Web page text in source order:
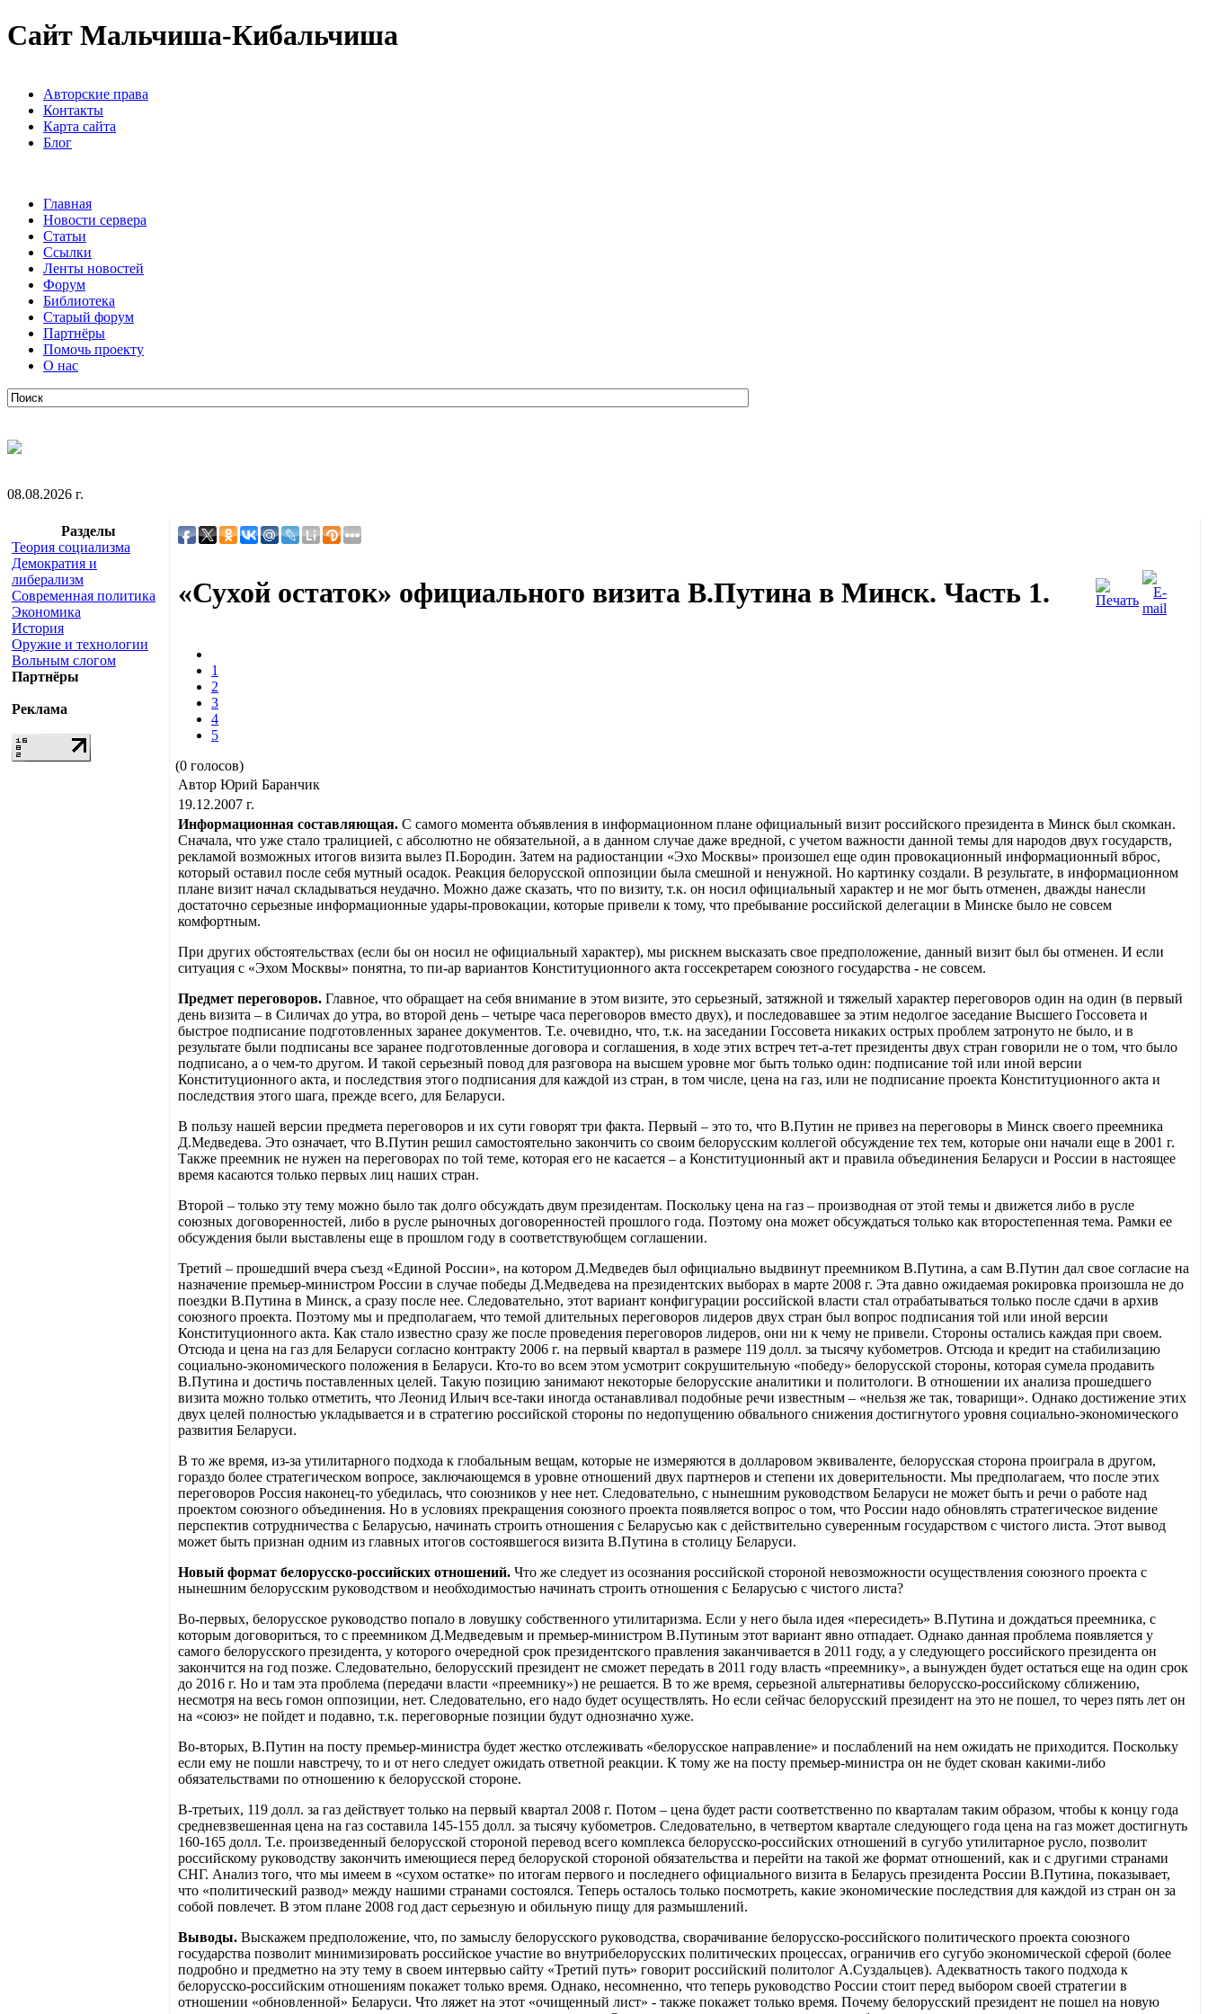
Сайт Мальчиша-Кибальчиша
Авторские права
Контакты
Карта сайта
Блог
Главная
Новости сервера
Статьи
Ссылки
Ленты новостей
Форум
Библиотека
Старый форум
Партнёры
Помочь проекту
О нас
08.08.2026 г.
Разделы
Теория социализма
Демократия и
либерализм
Современная политика
Экономика
История
Оружие и технологии
Вольным слогом
Партнёры
Реклама
«Сухой остаток» официального визита В.Путина в Минск. Часть 1.
1
2
3
4
5
(0 голосов)
Автор Юрий Баранчик
19.12.2007 г.
Информационная составляющая. С самого момента объявления в информационном плане официальный визит российского президента в Минск был скомкан.
Сначала, что уже стало тралицией, с абсолютно не обязательной, а в данном случае даже вредной, с учетом важности данной темы для народов двух государств,
рекламой возможных итогов визита вылез П.Бородин. Затем на радиостанции «Эхо Москвы» произошел еще один провокационный информационный вброс,
который оставил после себя мутный осадок. Реакция белорусской оппозиции была смешной и ненужной. Но картинку создали. В результате, в информационном
плане визит начал складываться неудачно. Можно даже сказать, что по визиту, т.к. он носил официальный характер и не мог быть отменен, дважды нанесли
достаточно серьезные информационные удары-провокации, которые привели к тому, что пребывание российской делегации в Минске было не совсем
комфортным.
При других обстоятельствах (если бы он носил не официальный характер), мы рискнем высказать свое предположение, данный визит был бы отменен. И если
ситуация с «Эхом Москвы» понятна, то пи-ар вариантов Конституционного акта госсекретарем союзного государства - не совсем.
Предмет переговоров. Главное, что обращает на себя внимание в этом визите, это серьезный, затяжной и тяжелый характер переговоров один на один (в первый
день визита – в Силичах до утра, во второй день – четыре часа переговоров вместо двух), и последовавшее за этим недолгое заседание Высшего Госсовета и
быстрое подписание подготовленных заранее документов. Т.е. очевидно, что, т.к. на заседании Госсовета никаких острых проблем затронуто не было, и в
результате были подписаны все заранее подготовленные договора и соглашения, в ходе этих встреч тет-а-тет президенты двух стран говорили не о том, что было
подписано, а о чем-то другом. И такой серьезный повод для разговора на высшем уровне мог быть только один: подписание той или иной версии
Конституционного акта, и последствия этого подписания для каждой из стран, в том числе, цена на газ, или не подписание проекта Конституционного акта и
последствия этого шага, прежде всего, для Беларуси.
В пользу нашей версии предмета переговоров и их сути говорят три факта. Первый – это то, что В.Путин не привез на переговоры в Минск своего преемника
Д.Медведева. Это означает, что В.Путин решил самостоятельно закончить со своим белорусским коллегой обсуждение тех тем, которые они начали еще в 2001 г.
Также преемник не нужен на переговорах по той теме, которая его не касается – а Конституционный акт и правила объединения Беларуси и России в настоящее
время касаются только первых лиц наших стран.
Второй – только эту тему можно было так долго обсуждать двум президентам. Поскольку цена на газ – производная от этой темы и движется либо в русле
союзных договоренностей, либо в русле рыночных договоренностей прошлого года. Поэтому она может обсуждаться только как второстепенная тема. Рамки ее
обсуждения были выставлены еще в прошлом году в соответствуюбщем соглашении.
Третий – прошедший вчера съезд «Единой России», на котором Д.Медведев был официально выдвинут преемником В.Путина, а сам В.Путин дал свое согласие на
назначение премьер-министром России в случае победы Д.Медведева на президентских выборах в марте 2008 г. Эта давно ожидаемая рокировка произошла не до
поездки В.Путина в Минск, а сразу после нее. Следовательно, этот вариант конфигурации российской власти стал отрабатываться только после сдачи в архив
союзного проекта. Поэтому мы и предполагаем, что темой длительных переговоров лидеров двух стран был вопрос подписания той или иной версии
Конституционного акта. Как стало известно сразу же после проведения переговоров лидеров, они ни к чему не привели. Стороны остались каждая при своем.
Отсюда и цена на газ для Беларуси согласно контракту 2006 г. на первый квартал в размере 119 долл. за тысячу кубометров. Отсюда и кредит на стабилизацию
социально-экономического положения в Беларуси. Кто-то во всем этом усмотрит сокрушительную «победу» белорусской стороны, которая сумела продавить
В.Путина и достичь поставленных целей. Такую позицию занимают некоторые белорусские аналитики и политологи. В отношении их анализа прошедшего
визита можно только отметить, что Леонид Ильич все-таки иногда останавливал подобные речи известным – «нельзя же так, товарищи». Однако достижение этих
двух целей полностью укладывается и в стратегию российской стороны по недопущению обвального снижения достигнутого уровня социально-экономического
развития Беларуси.
В то же время, из-за утилитарного подхода к глобальным вещам, которые не измеряются в долларовом эквиваленте, белорусская сторона проиграла в другом,
гораздо более стратегическом вопросе, заключающемся в уровне отношений двух партнеров и степени их доверительности. Мы предполагаем, что после этих
переговоров Россия наконец-то убедилась, что союзников у нее нет. Следовательно, с нынешним руководством Беларуси не может быть и речи о работе над
проектом союзного объединения. Но в условиях прекращения союзного проекта появляется вопрос о том, что России надо обновлять стратегическое видение
перспектив сотрудничества с Беларусью, начинать строить отношения с Беларусью как с действительно суверенным государством с чистого листа. Этот вывод
может быть признан одним из главных итогов состоявшегося визита В.Путина в столицу Беларуси.
Новый формат белорусско-российских отношений. Что же следует из осознания российской стороной невозможности осуществления союзного проекта с
нынешним белорусским руководством и необходимостью начинать строить отношения с Беларусью с чистого листа?
Во-первых, белорусское руководство попало в ловушку собственного утилитаризма. Если у него была идея «пересидеть» В.Путина и дождаться преемника, с
которым договориться, то с преемником Д.Медведевым и премьер-министром В.Путиным этот вариант явно отпадает. Однако данная проблема появляется у
самого белорусского президента, у которого очередной срок президентского правления заканчивается в 2011 году, а у следующего российского президента он
закончится на год позже. Следовательно, белорусский президент не сможет передать в 2011 году власть «преемнику», а вынужден будет остаться еще на один срок
до 2016 г. Но и там эта проблема (передачи власти «преемнику») не решается. В то же время, серьезной альтернативы белорусско-российскому сближению,
несмотря на весь гомон оппозиции, нет. Следовательно, его надо будет осуществлять. Но если сейчас белорусский президент на это не пошел, то через пять лет он
на «союз» не пойдет и подавно, т.к. переговорные позиции будут однозначно хуже.
Во-вторых, В.Путин на посту премьер-министра будет жестко отслеживать «белорусское направление» и послаблений на нем ожидать не приходится. Поскольку
если ему не пошли навстречу, то и от него следует ожидать ответной реакции. К тому же на посту премьер-министра он не будет скован какими-либо
обязательствами по отношению к белорусской стороне.
В-третьих, 119 долл. за газ действует только на первый квартал 2008 г. Потом – цена будет расти соответственно по кварталам таким образом, чтобы к концу года
средневзвешенная цена на газ составила 145-155 долл. за тысячу кубометров. Следовательно, в четвертом квартале следующего года цена на газ может достигнуть
160-165 долл. Т.е. произведенный белорусской стороной перевод всего комплекса белорусско-российских отношений в сугубо утилитарное русло, позволит
российскому руководству закончить имеющиеся перед белоруской стороной обязательства и перейти на такой же формат отношений, как и с другими странами
СНГ. Анализ того, что мы имеем в «сухом остатке» по итогам первого и последнего официального визита в Беларусь президента России В.Путина, показывает,
что «политический развод» между нашими странами состоялся. Теперь осталось только посмотреть, какие экономические последствия для каждой из стран он за
собой повлечет. В этом плане 2008 год даст серьезную и обильную пищу для размышлений.
Выводы. Выскажем предположение, что, по замыслу белорусского руководства, сворачивание белорусско-российского политического проекта союзного
государства позволит минимизировать российское участие во внутрибелорусских политических процессах, ограничив его сугубо экономической сферой (более
подробно и предметно на эту тему в своем интервью сайту «Третий путь» говорит российский политолог А.Суздальцев). Адекватность такого подхода к
белорусско-российским отношениям покажет только время. Однако, несомненно, что теперь руководство России стоит перед выбором своей стратегии в
отношении «обновленной» Беларуси. Что ляжет на этот «очищенный лист» - также покажет только время. Почему белорусский президент не пошел на новую